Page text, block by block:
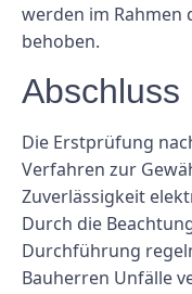
werden im
behoben.
Abschluss
Die Erstprüfung
Verfahren zur
Zuverlässigkeit
Durch die
Durchführung
Bauherren Unfälle